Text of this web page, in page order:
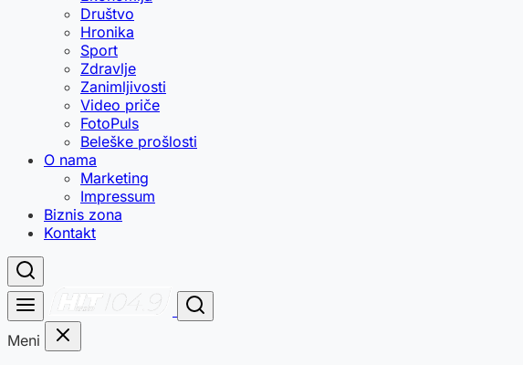
Društvo
Hronika
Sport
Zdravlje
Zanimljivosti
Video priče
FotoPuls
Beleške prošlosti
O nama
Marketing
Impressum
Biznis zona
Kontakt
Meni